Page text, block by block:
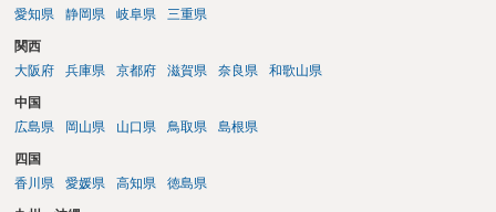
愛知県
静岡県 岐阜県 三重県
関西
大阪府
兵庫県 京都府 滋賀県 奈良県 和歌山県
中国
広島県
岡山県 山口県 鳥取県 島根県
四国
香川県
愛媛県 高知県 徳島県